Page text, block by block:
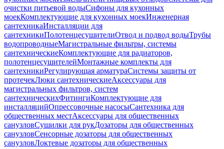
очистки питьевой водыСифоны для кухонных
моекКомплектующие для кухонных моекИнженерная
сантехникаИнсталляции для
сантехникиПолотенцесушителиОтвод и подвод водыТрубы
водопроводныеМагистральные фильтры, системы
сантехническиеКомплектующие для радиаторов,
полотенцесушителейМонтажные комплекты для
сантехникиРегулирующая арматураСистемы защиты от
протечекЛюки сантехническиеАксессуары для
магистральных фильтров, систем
сантехническихФитингиКомплектующие для
инсталляцийОпрессовочные насосыСантехника для
общественных местАксессуары для общественных
санузловСушилки для рукДозаторы для общественных
санузловСенсорные дозаторы для общественных
санузловЛоктевые дозаторы для общественных